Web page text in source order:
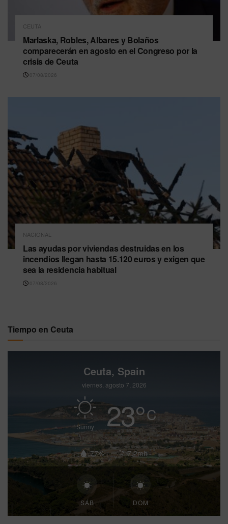
CEUTA
Marlaska, Robles, Albares y Bolaños
comparecerán en agosto en el Congreso por la
crisis de Ceuta
07/08/2026
NACIONAL
Las ayudas por viviendas destruidas en los
incendios llegan hasta 15.120 euros y exigen que
sea la residencia habitual
07/08/2026
Tiempo en Ceuta
Ceuta, Spain
viernes, agosto 7, 2026
Sunny 23°C
77% 7.2mh
SÁB DOM